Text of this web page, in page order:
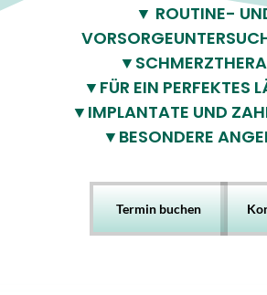
▼ ROUTINE-
▼FÜR EIN PERFEKTES
▼IMPLANTATE UND
▼BESONDERE
Termin buchen